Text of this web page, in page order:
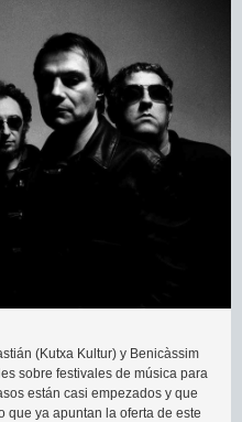
(Kutxa Kultur) y Benicàssim
sobre festivales de música para
están casi empezados y que
que ya apuntan la oferta de este